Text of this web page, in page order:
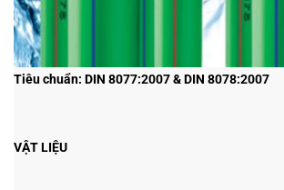
Tiêu chuẩn: DIN 8077:2007 & DIN 8078:2007
VẬT LIỆU